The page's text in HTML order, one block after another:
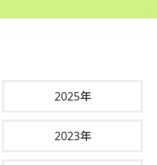
2025年
2023年